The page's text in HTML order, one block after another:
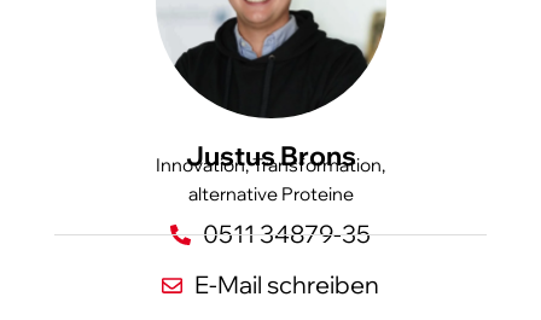
Justus Brons
Innovation, Transformation,
alternative Proteine
0511 34879-35
E-Mail schreiben